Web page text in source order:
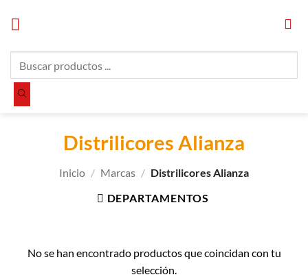
productos
Distrilicores Alianza
Inicio / Marcas / Distrilicores Alianza
DEPARTAMENTOS
No se han encontrado productos que coincidan con tu
selección.